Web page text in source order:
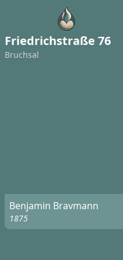
Friedrichstraße 76
Bruchsal
Benjamin Bravmann
1875